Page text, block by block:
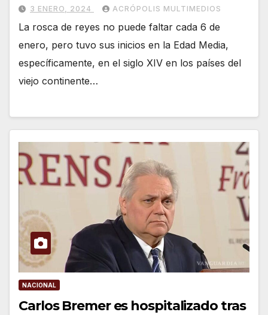
3 ENERO, 2024 ACRÓPOLIS MULTIMEDIOS
La rosca de reyes no puede faltar cada 6 de
enero, pero tuvo sus inicios en la Edad Media,
específicamente, en el siglo XIV en los países del
viejo continente…
NACIONAL
Carlos Bremer es hospitalizado tras